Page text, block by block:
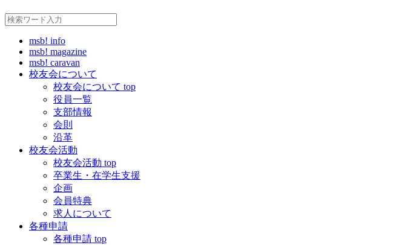
msb! info
msb! magazine
msb! caravan
校友会について
校友会について top
役員一覧
支部情報
会則
沿革
校友会活動
校友会活動 top
卒業生・在学生支援
企画
会員特典
求人について
各種申請
各種申請 top